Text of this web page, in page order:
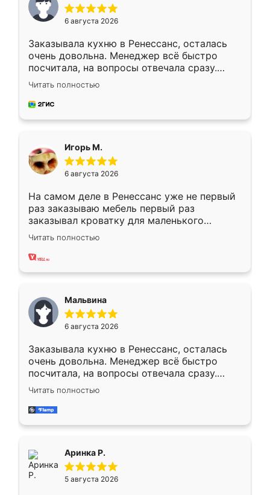
6 августа 2026
Заказывала кухню в Ренессанс, осталась
очень довольна. Менеджер всё быстро
посчитала, на вопросы отвечала сразу.
Замерщик приехал в субботу, подошёл к
делу со всей ответственностью. Собрали
за день, ребята работали аккуратно, даже
Читать полностью
Игорь М.
6 августа 2026
На самом деле в Ренессанс уже не первый
раз заказываю мебель первый раз
заказывал кроватку для маленького
ребёнка при его рождении ,во второй раз
заказал шкаф-купе. По качеству очень
хорошее сборка достаточно быстрая,
меньше, здесь же он более разнообразный.
Мне нравится ,если что-то потребуется из
мебели буду заказывать только здесь.
Читать полностью
Мальвина
6 августа 2026
Заказывала кухню в Ренессанс, осталась
очень довольна. Менеджер всё быстро
посчитала, на вопросы отвечала сразу.
Замерщик приехал в субботу, подошёл к
делу со всей ответственностью. Собрали
за день, ребята работали аккуратно, даже
Читать полностью
Аринка Р.
5 августа 2026